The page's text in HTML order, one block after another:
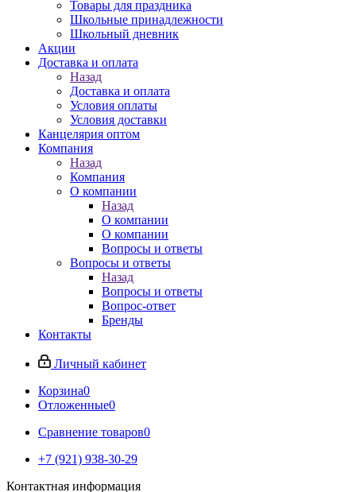
Товары для праздника
Школьные принадлежности
Школьный дневник
Акции
Доставка и оплата
Назад
Доставка и оплата
Условия оплаты
Условия доставки
Канцелярия оптом
Компания
Назад
Компания
О компании
Назад
О компании
О компании
Вопросы и ответы
Вопросы и ответы
Назад
Вопросы и ответы
Вопрос-ответ
Бренды
Контакты
Личный кабинет
Корзина0
Отложенные0
Сравнение товаров0
+7 (921) 938-30-29
Контактная информация